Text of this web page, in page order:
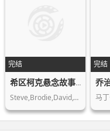
完结
希区柯克悬念故事集第二季
Steve,Brodie,David,Wayne,Alfred,Hitc…
完结